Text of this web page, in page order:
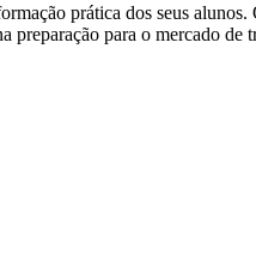
prática dos seus
preparação para o mercado de